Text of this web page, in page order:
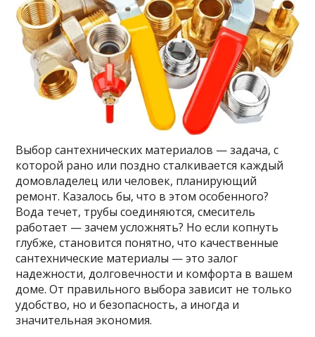
Выбор сантехнических материалов — задача, с
которой рано или поздно сталкивается каждый
домовладелец или человек, планирующий
ремонт. Казалось бы, что в этом особенного?
Вода течет, трубы соединяются, смеситель
работает — зачем усложнять? Но если копнуть
глубже, становится понятно, что качественные
сантехнические материалы — это залог
надежности, долговечности и комфорта в вашем
доме. От правильного выбора зависит не только
удобство, но и безопасность, а иногда и
значительная экономия.